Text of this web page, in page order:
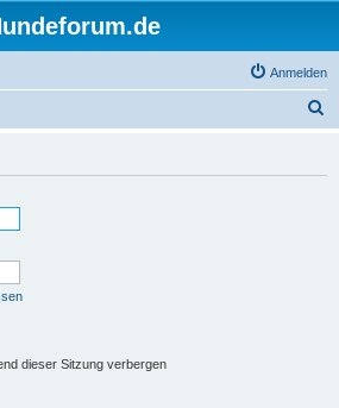
Anmelden
dieser Sitzung verbergen